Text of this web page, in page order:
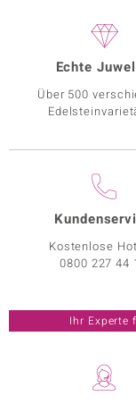
Echte
Über 500
Kostenlose
0800 227 44
Ihr Experte